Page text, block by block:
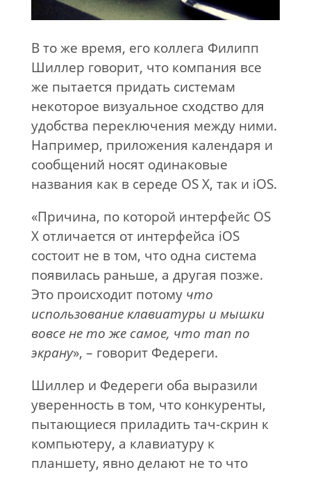
В то же время, его коллега Филипп
Шиллер говорит, что компания все
же пытается придать системам
некоторое визуальное сходство для
удобства переключения между ними.
Например, приложения календаря и
сообщений носят одинаковые
названия как в середе OS X, так и iOS.
«Причина, по которой интерфейс OS
X отличается от интерфейса iOS
состоит не в том, что одна система
появилась раньше, а другая позже.
Это происходит потому что
использование клавиатуры и мышки
вовсе не то же самое, что тап по
экрану», – говорит Федереги.
Шиллер и Федереги оба выразили
уверенность в том, что конкуренты,
пытающиеся приладить тач-скрин к
компьютеру, а клавиатуру к
планшету, явно делают не то что